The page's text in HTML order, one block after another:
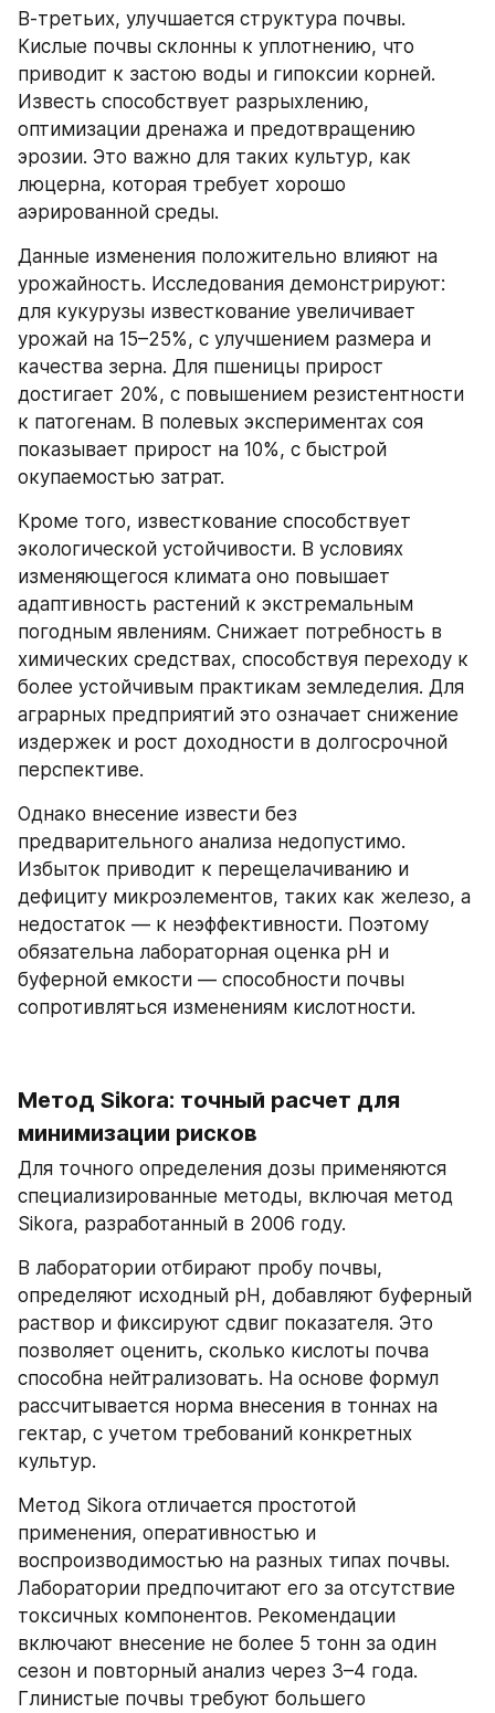
В-третьих, улучшается структура почвы.
Кислые почвы склонны к уплотнению, что
приводит к застою воды и гипоксии корней.
Известь способствует разрыхлению,
оптимизации дренажа и предотвращению
эрозии. Это важно для таких культур, как
люцерна, которая требует хорошо
аэрированной среды.
Данные изменения положительно влияют на
урожайность. Исследования демонстрируют:
для кукурузы известкование увеличивает
урожай на 15–25%, с улучшением размера и
качества зерна. Для пшеницы прирост
достигает 20%, с повышением резистентности
к патогенам. В полевых экспериментах соя
показывает прирост на 10%, с быстрой
окупаемостью затрат.
Кроме того, известкование способствует
экологической устойчивости. В условиях
изменяющегося климата оно повышает
адаптивность растений к экстремальным
погодным явлениям. Снижает потребность в
химических средствах, способствуя переходу к
более устойчивым практикам земледелия. Для
аграрных предприятий это означает снижение
издержек и рост доходности в долгосрочной
перспективе.
Однако внесение извести без
предварительного анализа недопустимо.
Избыток приводит к перещелачиванию и
дефициту микроэлементов, таких как железо, а
недостаток — к неэффективности. Поэтому
обязательна лабораторная оценка pH и
буферной емкости — способности почвы
сопротивляться изменениям кислотности.
Метод Sikora: точный расчет для
минимизации рисков
Для точного определения дозы применяются
специализированные методы, включая метод
Sikora, разработанный в 2006 году.
В лаборатории отбирают пробу почвы,
определяют исходный pH, добавляют буферный
раствор и фиксируют сдвиг показателя. Это
позволяет оценить, сколько кислоты почва
способна нейтрализовать. На основе формул
рассчитывается норма внесения в тоннах на
гектар, с учетом требований конкретных
культур.
Метод Sikora отличается простотой
применения, оперативностью и
воспроизводимостью на разных типах почвы.
Лаборатории предпочитают его за отсутствие
токсичных компонентов. Рекомендации
включают внесение не более 5 тонн за один
сезон и повторный анализ через 3–4 года.
Глинистые почвы требуют большего